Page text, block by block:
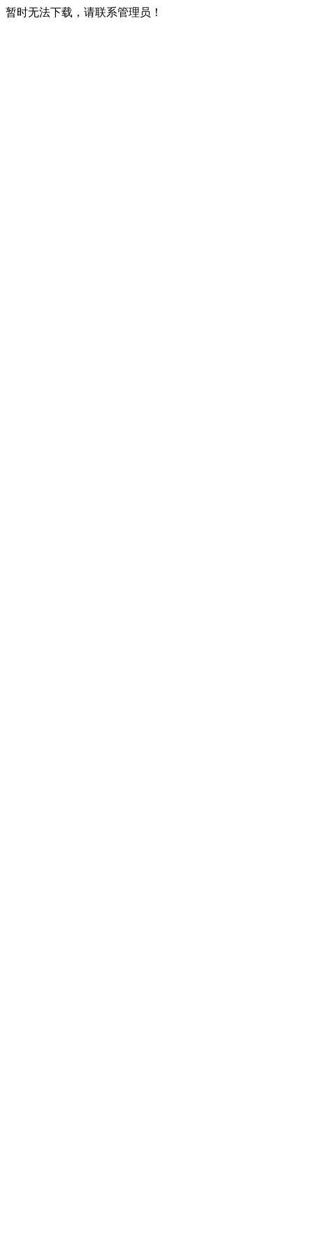
暂时无法下载，请联系管理员！